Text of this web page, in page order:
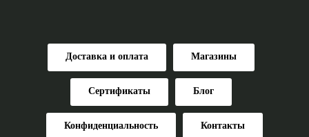
Доставка и оплата Магазины
Сертификаты Блог
Конфиденциальность Контакты